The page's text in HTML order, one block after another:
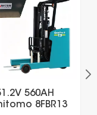
560AH
8FBR13